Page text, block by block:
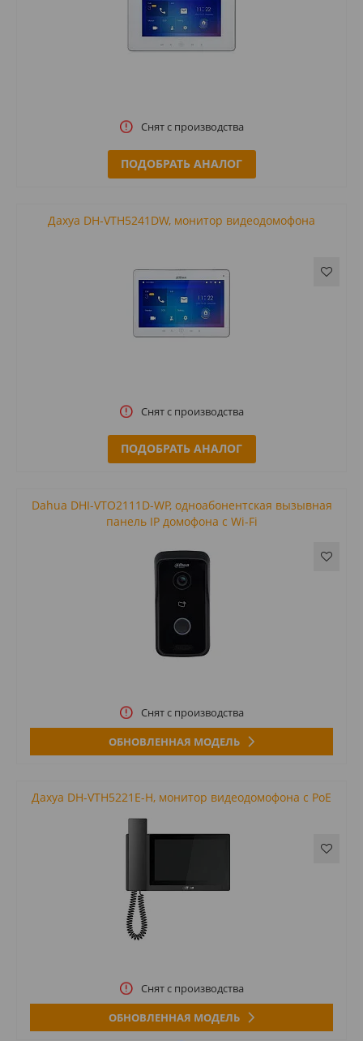
Снят с производства
ПОДОБРАТЬ АНАЛОГ
Дахуа DH-VTH5241DW, монитор видеодомофона
Снят с производства
ПОДОБРАТЬ АНАЛОГ
Dahua DHI-VTO2111D-WP, одноабонентская вызывная
панель IP домофона с Wi-Fi
Снят с производства
ОБНОВЛЕННАЯ МОДЕЛЬ
Дахуа DH-VTH5221E-H, монитор видеодомофона с PoE
Снят с производства
ОБНОВЛЕННАЯ МОДЕЛЬ